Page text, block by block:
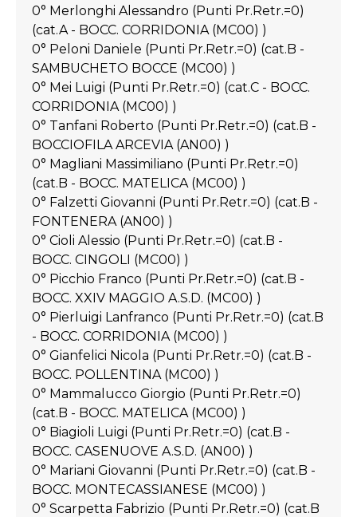
0° Merlonghi Alessandro (Punti Pr.Retr.=0)
(cat.A - BOCC. CORRIDONIA (MC00) )
0° Peloni Daniele (Punti Pr.Retr.=0) (cat.B -
SAMBUCHETO BOCCE (MC00) )
0° Mei Luigi (Punti Pr.Retr.=0) (cat.C - BOCC.
CORRIDONIA (MC00) )
0° Tanfani Roberto (Punti Pr.Retr.=0) (cat.B -
BOCCIOFILA ARCEVIA (AN00) )
0° Magliani Massimiliano (Punti Pr.Retr.=0)
(cat.B - BOCC. MATELICA (MC00) )
0° Falzetti Giovanni (Punti Pr.Retr.=0) (cat.B -
FONTENERA (AN00) )
0° Cioli Alessio (Punti Pr.Retr.=0) (cat.B -
BOCC. CINGOLI (MC00) )
0° Picchio Franco (Punti Pr.Retr.=0) (cat.B -
BOCC. XXIV MAGGIO A.S.D. (MC00) )
0° Pierluigi Lanfranco (Punti Pr.Retr.=0) (cat.B
- BOCC. CORRIDONIA (MC00) )
0° Gianfelici Nicola (Punti Pr.Retr.=0) (cat.B -
BOCC. POLLENTINA (MC00) )
0° Mammalucco Giorgio (Punti Pr.Retr.=0)
(cat.B - BOCC. MATELICA (MC00) )
0° Biagioli Luigi (Punti Pr.Retr.=0) (cat.B -
BOCC. CASENUOVE A.S.D. (AN00) )
0° Mariani Giovanni (Punti Pr.Retr.=0) (cat.B -
BOCC. MONTECASSIANESE (MC00) )
0° Scarpetta Fabrizio (Punti Pr.Retr.=0) (cat.B